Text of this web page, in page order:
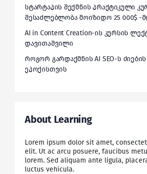
სტარტაპის შექმნის პრაქტიკული
შესაძლებლობა მოიზიდო 25 000$ -
AI in Content Creation-ის კურსის
დავითაშვილი
როგორ გარდაქმნის AI SEO-ს
ეპოქისთვის
About Learning
Lorem ipsum dolor sit amet,
elit. Ut ac arcu posuere, faucibus
lorem. Sed aliquam ante ligula,
luctus vehicula.